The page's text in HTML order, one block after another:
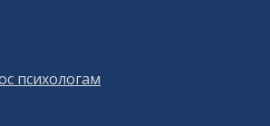
психологам